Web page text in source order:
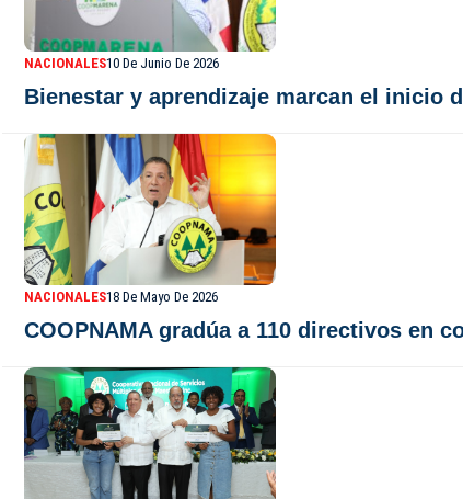
NACIONALES10 De Junio De 2026
Bienestar y aprendizaje marcan el inicio
NACIONALES18 De Mayo De 2026
COOPNAMA gradúa a 110 directivos en